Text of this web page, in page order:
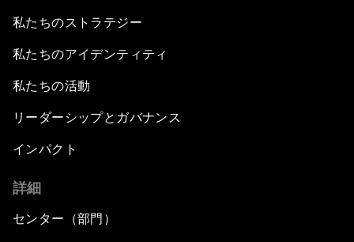
私たちのストラテジー
私たちのアイデンティティ
私たちの活動
リーダーシップとガバナンス
インパクト
詳細
センター（部門）